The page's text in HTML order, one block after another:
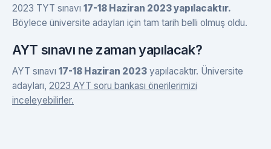
2023 TYT sınavı 17-18 Haziran 2023 yapılacaktır.
Böylece üniversite adayları için tam tarih belli olmuş oldu.
AYT sınavı ne zaman yapılacak?
AYT sınavı 17-18 Haziran 2023 yapılacaktır. Üniversite
adayları, 2023 AYT soru bankası önerilerimizi
inceleyebilirler.